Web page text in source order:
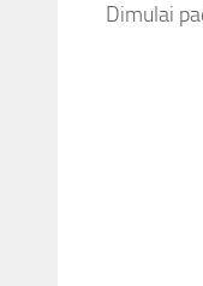
Dimulai